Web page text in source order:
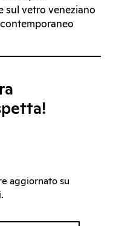
sul vetro veneziano
aggiornato su